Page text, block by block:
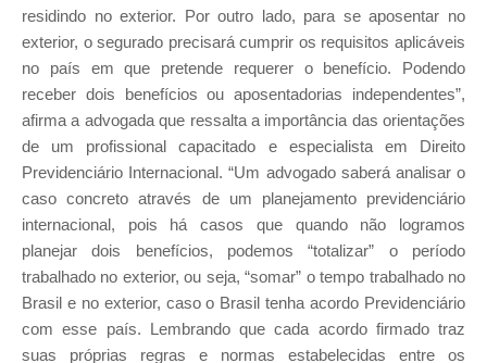
residindo no exterior. Por outro lado, para se aposentar no
exterior, o segurado precisará cumprir os requisitos aplicáveis
no país em que pretende requerer o benefício. Podendo
receber dois benefícios ou aposentadorias independentes”,
afirma a advogada que ressalta a importância das orientações
de um profissional capacitado e especialista em Direito
Previdenciário Internacional. “Um advogado saberá analisar o
caso concreto através de um planejamento previdenciário
internacional, pois há casos que quando não logramos
planejar dois benefícios, podemos “totalizar” o período
trabalhado no exterior, ou seja, “somar” o tempo trabalhado no
Brasil e no exterior, caso o Brasil tenha acordo Previdenciário
com esse país. Lembrando que cada acordo firmado traz
suas próprias regras e normas estabelecidas entre os